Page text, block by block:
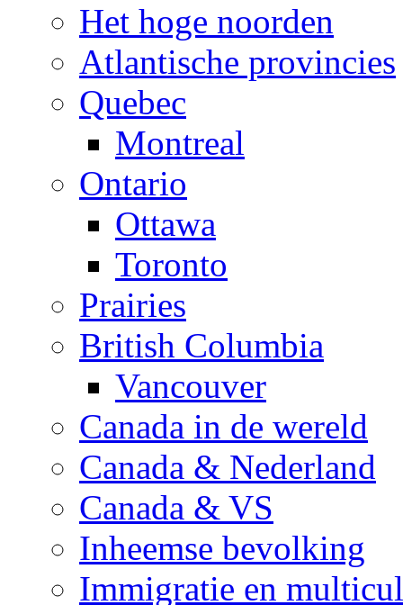
Het hoge noorden
Atlantische provincies
Quebec
Montreal
Ontario
Ottawa
Toronto
Prairies
British Columbia
Vancouver
Canada in de wereld
Canada & Nederland
Canada & VS
Inheemse bevolking
Immigratie en